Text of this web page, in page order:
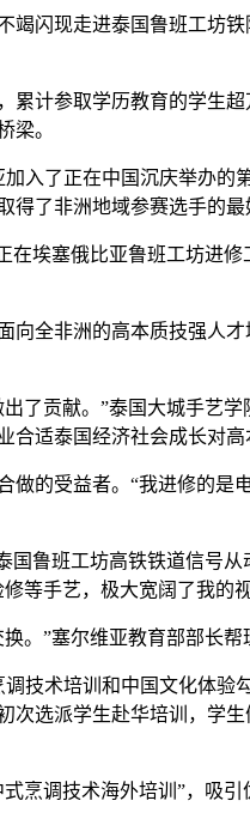
现走进泰国鲁班工坊铁
计参取学历教育的学生
梁。
了正在中国沉庆举办的
了非洲地域参赛选手的最
塞俄比亚鲁班工坊进修
非洲的高本质技强人
贡献。”泰国大城手艺
适泰国经济社会成长对
受益者。“我进修的是
鲁班工坊高铁铁道信号
等手艺，极大宽阔了我的视
”塞尔维亚教育部部长帮
术培训和中国文化体验
选派学生赴华培训，学
调技术海外培训”，吸引